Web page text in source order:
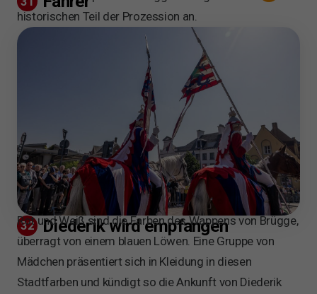
historischen Teil der Prozession an.
32 Diederik wird empfangen
Rot und Weiß sind die Farben des Wappens von Brügge,
überragt von einem blauen Löwen. Eine Gruppe von
Mädchen präsentiert sich in Kleidung in diesen
Stadtfarben und kündigt so die Ankunft von Diederik